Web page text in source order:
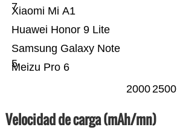
Meizu Pro 6
Samsung Galaxy Note
5
Huawei Honor 9 Lite
Xiaomi Mi A1
7
20002500
Velocidad de carga (mAh/mn)